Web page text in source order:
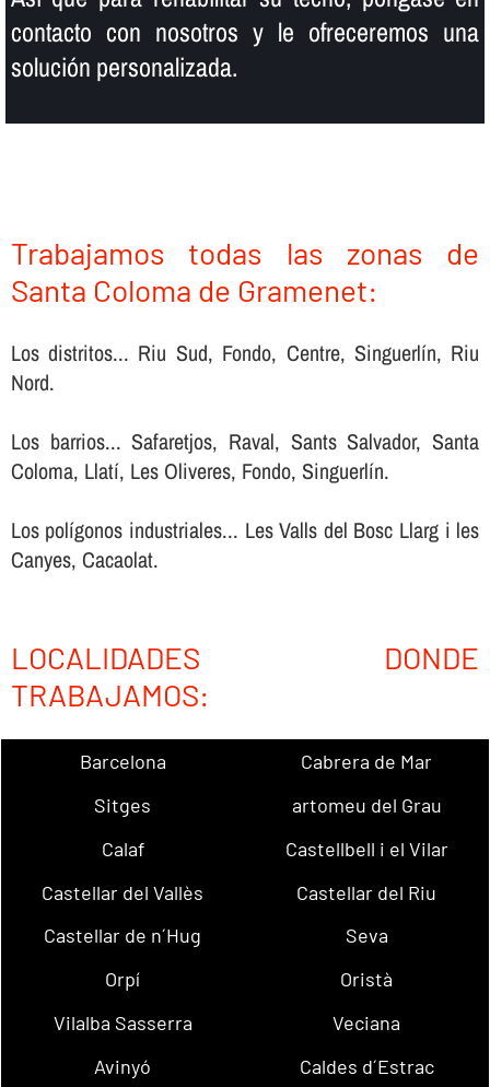
contacto con nosotros y le ofreceremos una
solución personalizada.
Trabajamos todas las zonas de
Santa Coloma de Gramenet:
Los distritos... Riu Sud, Fondo, Centre, Singuerlín, Riu
Nord.
Los barrios... Safaretjos, Raval, Sants Salvador, Santa
Coloma, Llatí, Les Oliveres, Fondo, Singuerlín.
Los polígonos industriales... Les Valls del Bosc Llarg i les
Canyes, Cacaolat.
LOCALIDADES DONDE
TRABAJAMOS:
Barcelona
Cabrera de Mar
Sitges
artomeu del Grau
Calaf
Castellbell i el Vilar
Castellar del Vallès
Castellar del Riu
Castellar de n´Hug
Seva
Orpí
Oristà
Vilalba Sasserra
Veciana
Avinyó
Caldes d´Estrac